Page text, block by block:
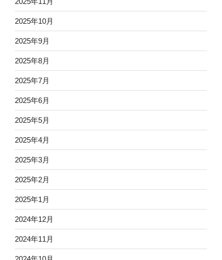
2025年10月
2025年9月
2025年8月
2025年7月
2025年6月
2025年5月
2025年4月
2025年3月
2025年2月
2025年1月
2024年12月
2024年11月